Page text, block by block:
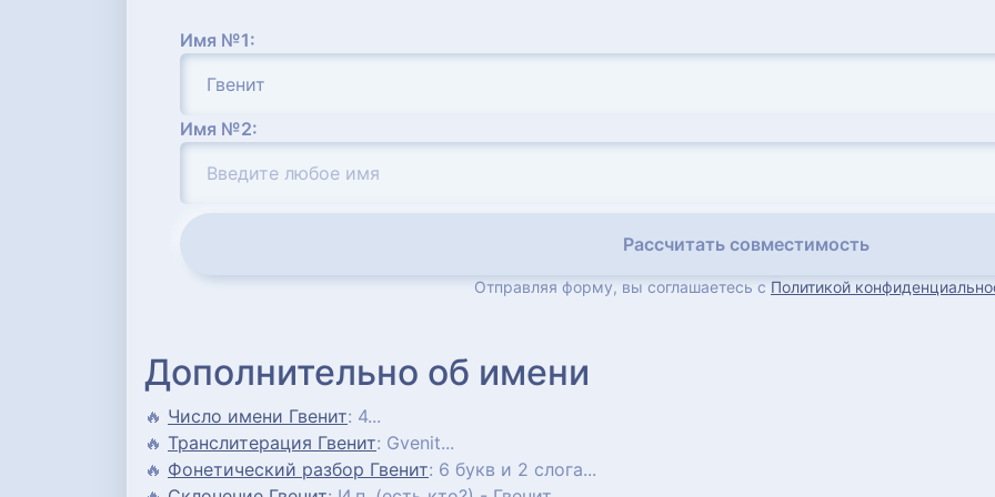
Имя №1:
Имя №2:
Рассчитать совместимость
Отправляя форму, вы соглашаетесь с Политикой
Дополнительно об имени
🔥 Число имени Гвенит: 4...
🔥 Транслитерация Гвенит: Gvenit...
🔥 Фонетический разбор Гвенит: 6 букв и 2 слога...